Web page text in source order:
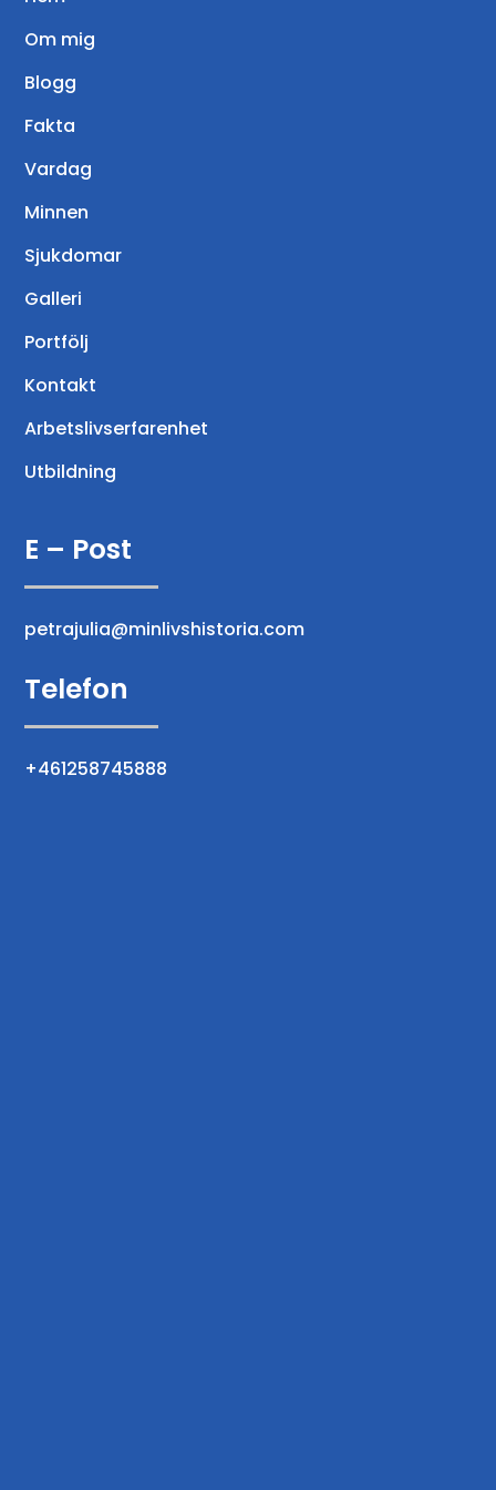
Om mig
Blogg
Fakta
Vardag
Minnen
Sjukdomar
Galleri
Portfölj
Kontakt
Arbetslivserfarenhet
Utbildning
E – Post
petrajulia@minlivshistoria.com
Telefon
+461258745888